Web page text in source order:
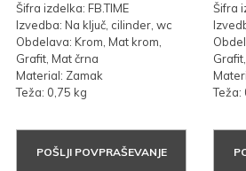
Šifra izdelka: FB.TIME
Izvedba: Na ključ, cilinder, wc
Obdelava: Krom, Mat krom,
Grafit, Mat črna
Material: Zamak
Teža: 0,75 kg
POŠLJI POVPRAŠEVANJE
Šifra
Teža: